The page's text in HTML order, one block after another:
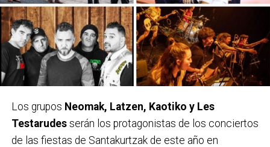
Los grupos Neomak, Latzen, Kaotiko y Les
Testarudesserán los protagonistas de los conciertos
de las fiestas de Santakurtzak de este año en